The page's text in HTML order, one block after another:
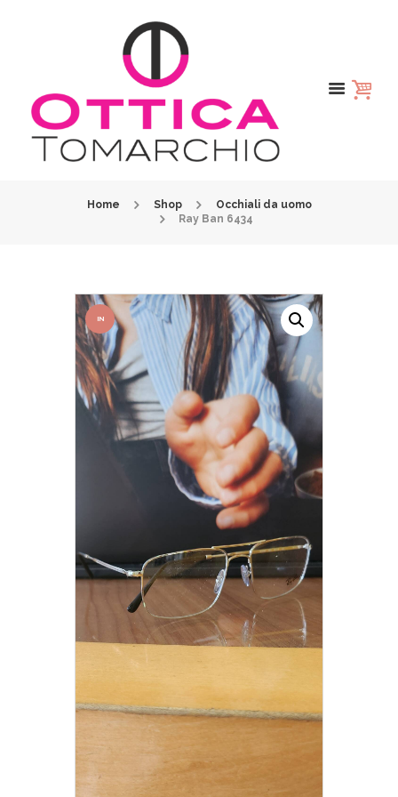
Home Shop
Occhiali da uomo
Ray Ban 6434
IN
OFFER
TA!